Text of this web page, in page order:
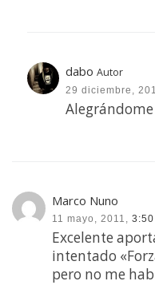
dabo Autor
29 diciembre,
Marco Nuno
11 mayo, 2011,
Excelente
intentado
pero no me